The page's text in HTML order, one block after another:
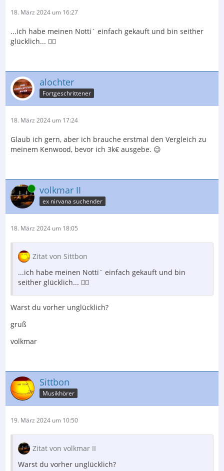
18. März 2024 um 16:27
...ich habe meinen Notti´ einfach gekauft und bin seither
glücklich... 🤷‍♂️
alochter
Fortgeschrittener
18. März 2024 um 17:24
Glaub ich gern, aber ich brauche erstmal den Vergleich zu
meinem Kenwood, bevor ich 3k€ ausgebe. 😉
Online volkmar II
ex nirvana suchender
18. März 2024 um 18:05
Zitat von Sittbon
...ich habe meinen Notti´ einfach gekauft und bin
seither glücklich... 🤷‍♂️
Warst du vorher unglücklich?
gruß
volkmar
Sittbon
Musikhörer
19. März 2024 um 10:50
Zitat von volkmar II
Warst du vorher unglücklich?